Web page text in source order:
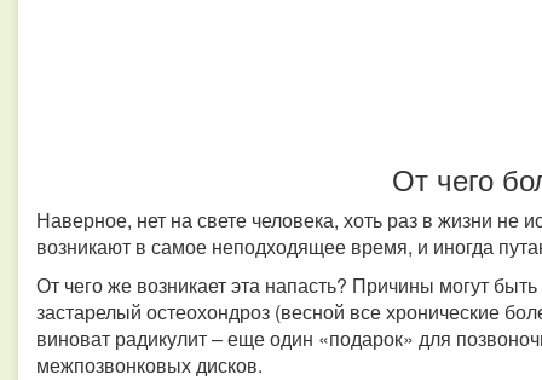
От чего
Наверное, нет на свете человека, хоть раз в жизни не
возникают в самое неподходящее время, и иногда
От чего же возникает эта напасть? Причины могут
застарелый остеохондроз (весной все хронические
виноват радикулит – еще один «подарок» для
межпозвонковых дисков.